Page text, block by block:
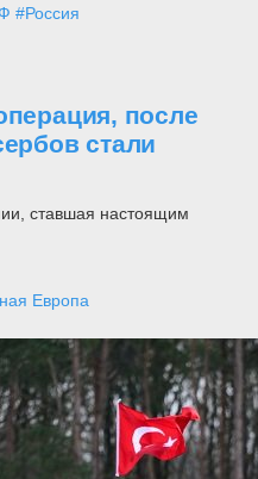
#Россия
после
стали
ставшая настоящим
Европа